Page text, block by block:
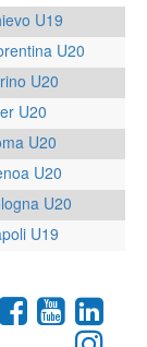
U19
U20
U20
U20
U20
U20
U20
U19